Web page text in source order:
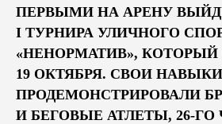
ПЕРВЫМИ НА АРЕНУ
I ТУРНИРА УЛИЧНОГО
«НЕНОРМАТИВ», КОТОРЫЙ
19 ОКТЯБРЯ. СВОИ
ПРОДЕМОНСТРИРОВАЛИ
И БЕГОВЫЕ АТЛЕТЫ, 26-ГО